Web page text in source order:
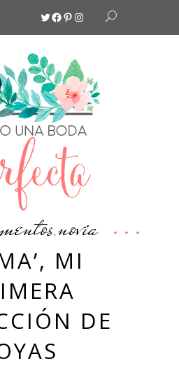
Twitter
Facebook
Pinterest
Instagram
,novia
MI
DE